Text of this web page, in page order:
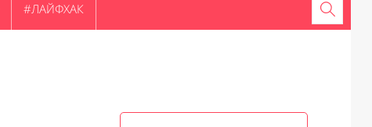
#ЛАЙФХАК